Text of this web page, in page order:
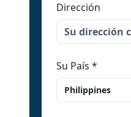
Dirección
Su País *
Philippines